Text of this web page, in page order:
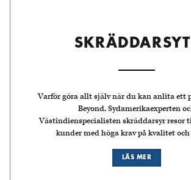
Varför göra allt själv när du kan anlita ett
Beyond, Sydamerikaexperten
Västindienspecialisten skräddarsyr resor
kunder med höga krav på kvalitet och
LÄS MER